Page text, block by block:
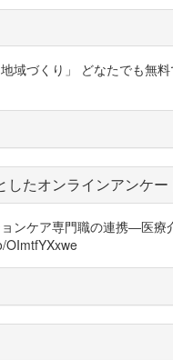
域づくり」 どなたでも無
したオンラインアンケ
ンケア専門職の連携―医療
OImtfYXxwe